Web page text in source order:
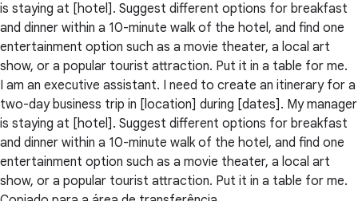
is staying at [hotel]. Suggest different options for breakfast
and dinner within a 10-minute walk of the hotel, and find one
entertainment option such as a movie theater, a local art
show, or a popular tourist attraction. Put it in a table for me.
I am an executive assistant. I need to create an itinerary for a
two-day business trip in [location] during [dates]. My manager
is staying at [hotel]. Suggest different options for breakfast
and dinner within a 10-minute walk of the hotel, and find one
entertainment option such as a movie theater, a local art
show, or a popular tourist attraction. Put it in a table for me.